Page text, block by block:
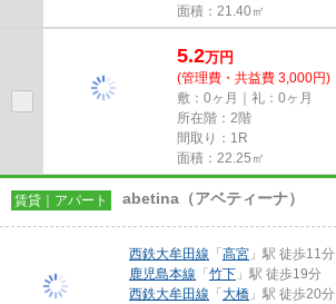
面積：21.40㎡
5.2万円
(管理費・共益費 3,000円)
敷：0ヶ月｜礼：0ヶ月
所在階：2階
間取り：1R
面積：22.25㎡
賃貸｜アパート abetina（アベティーナ）
西鉄大牟田線 「高宮 」駅 徒歩11分
鹿児島本線 「竹下 」駅 徒歩19分
西鉄大牟田線 「大橋 」駅 徒歩20分